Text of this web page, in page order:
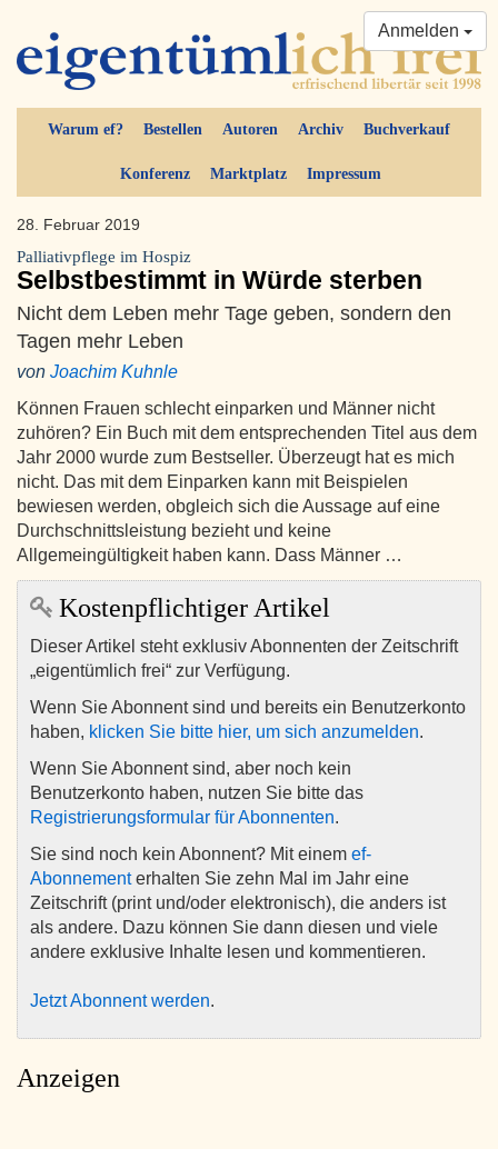
Warum ef? Bestellen Autoren Archiv Buchverkauf
Konferenz Marktplatz Impressum
Anmelden
28. Februar 2019
Palliativpflege im Hospiz
Selbstbestimmt in Würde sterben
Nicht dem Leben mehr Tage geben, sondern den
Tagen mehr Leben
von Joachim Kuhnle
Können Frauen schlecht einparken und Männer nicht
zuhören? Ein Buch mit dem entsprechenden Titel aus dem
Jahr 2000 wurde zum Bestseller. Überzeugt hat es mich
nicht. Das mit dem Einparken kann mit Beispielen
bewiesen werden, obgleich sich die Aussage auf eine
Durchschnittsleistung bezieht und keine
Allgemeingültigkeit haben kann. Dass Männer …
Kostenpflichtiger Artikel
Dieser Artikel steht exklusiv Abonnenten der Zeitschrift
„eigentümlich frei“ zur Verfügung.
Wenn Sie Abonnent sind und bereits ein Benutzerkonto
haben, klicken Sie bitte hier, um sich anzumelden.
Wenn Sie Abonnent sind, aber noch kein
Benutzerkonto haben, nutzen Sie bitte das
Registrierungsformular für Abonnenten.
Sie sind noch kein Abonnent? Mit einem ef-
Abonnementerhalten Sie zehn Mal im Jahr eine
Zeitschrift (print und/oder elektronisch), die anders ist
als andere. Dazu können Sie dann diesen und viele
andere exklusive Inhalte lesen und kommentieren.
Jetzt Abonnent werden.
Anzeigen